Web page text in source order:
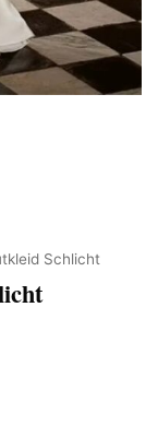
Schlicht